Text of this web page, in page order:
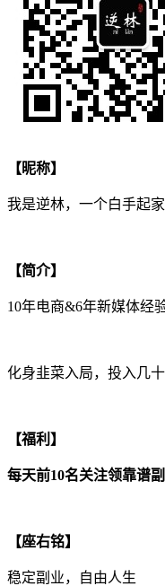
【昵称】
我是逆林，一个白手起家
【简介】
10年电商&6年新媒体经
化身韭菜入局，投入几
【福利】
每天前10名关注领靠谱
【座右铭】
稳定副业，自由人生